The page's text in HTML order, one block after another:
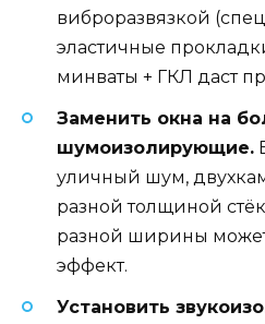
виброразвязкой
эластичные
минваты + ГКЛ даст
Заменить окна на
шумоизолирующие.
уличный шум,
разной толщиной
разной ширины
эффект.
Установить